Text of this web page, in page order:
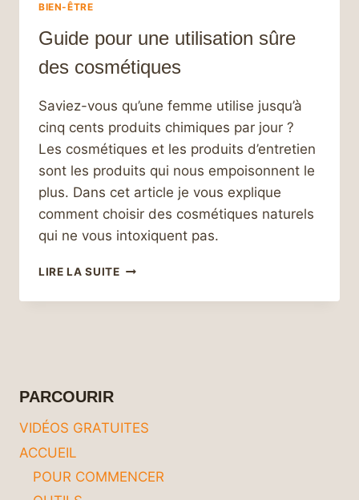
BIEN-ÊTRE
Guide pour une utilisation sûre
des cosmétiques
Saviez-vous qu’une femme utilise jusqu’à
cinq cents produits chimiques par jour ?
Les cosmétiques et les produits d’entretien
sont les produits qui nous empoisonnent le
plus. Dans cet article je vous explique
comment choisir des cosmétiques naturels
qui ne vous intoxiquent pas.
LIRE LA SUITEGUIDE
UNE
PARCOURIR
VIDÉOS GRATUITES
ACCUEIL
POUR COMMENCER